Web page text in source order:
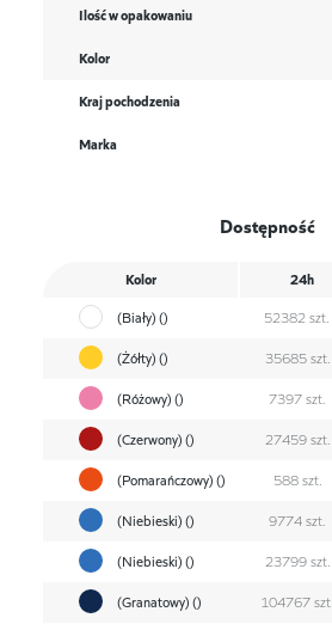
Ilość w opakowaniu
Kolor
Kraj pochodzenia
Marka
Dostępność
Kolor 24h
(Biały) ()
52382 szt.
(Żółty) ()
35685 szt.
(Różowy) ()
7397 szt.
(Czerwony) ()
27459 szt.
(Pomarańczowy) ()
588 szt.
(Niebieski) ()
9774 szt.
(Niebieski) ()
23799 szt.
(Granatowy) ()
104767 szt.